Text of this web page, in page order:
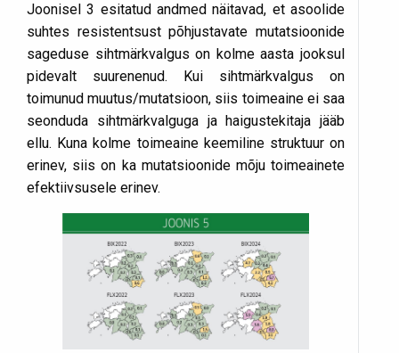
Joonisel 3 esitatud andmed näitavad, et asoolide
suhtes resistentsust põhjustavate mutatsioonide
sageduse sihtmärkvalgus on kolme aasta jooksul
pidevalt suurenenud. Kui sihtmärkvalgus on
toimunud muutus/mutatsioon, siis toimeaine ei saa
seonduda sihtmärkvalguga ja haigustekitaja jääb
ellu. Kuna kolme toimeaine keemiline struktuur on
erinev, siis on ka mutatsioonide mõju toimeainete
efektiivsusele erinev.